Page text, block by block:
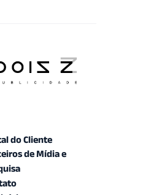
do Cliente
de Mídia e